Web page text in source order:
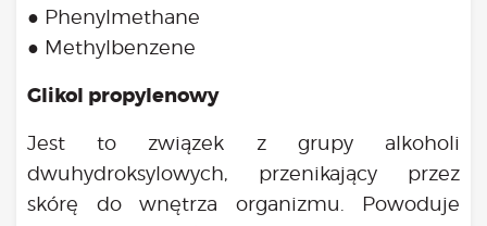
● Phenylmethane
● Methylbenzene
Glikol propylenowy
Jest to związek z grupy alkoholi
dwuhydroksylowych, przenikający przez
skórę do wnętrza organizmu. Powoduje